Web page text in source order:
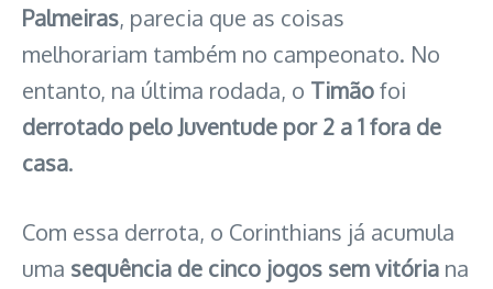
Palmeiras, parecia que as coisas
melhorariam também no campeonato. No
entanto, na última rodada, o Timãofoi
derrotado pelo Juventude por 2 a 1 fora de
casa.
Com essa derrota, o Corinthians já acumula
uma sequência de cinco jogos sem vitória na